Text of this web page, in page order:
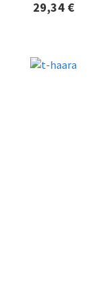
29,34 €
Lisätiedot ja tilaaminen